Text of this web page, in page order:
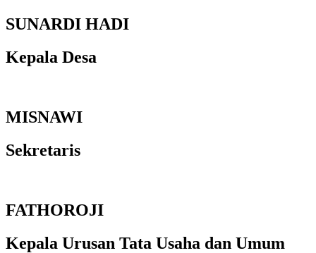
SUNARDI HADI
Kepala Desa
MISNAWI
Sekretaris
FATHOROJI
Kepala Urusan Tata Usaha dan Umum